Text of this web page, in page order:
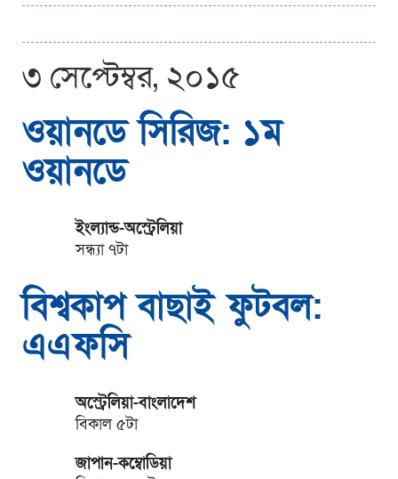
৩ সেপ্টেম্বর, ২০১৫
ওয়ানডে সিরিজ: ১ম
ওয়ানডে
ইংল্যান্ড-অস্ট্রেলিয়া
সন্ধ্যা ৭টা
বিশ্বকাপ বাছাই ফুটবল:
এএফসি
অস্ট্রেলিয়া-বাংলাদেশ
বিকাল ৫টা
জাপান-কম্বোডিয়া